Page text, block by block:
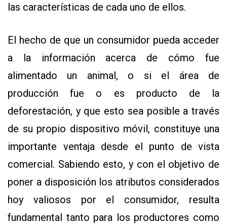
las características de cada uno de ellos.
El hecho de que un consumidor pueda acceder
a la información acerca de cómo fue
alimentado un animal, o si el área de
producción fue o es producto de la
deforestación, y que esto sea posible a través
de su propio dispositivo móvil, constituye una
importante ventaja desde el punto de vista
comercial. Sabiendo esto, y con el objetivo de
poner a disposición los atributos considerados
hoy valiosos por el consumidor, resulta
fundamental tanto para los productores como